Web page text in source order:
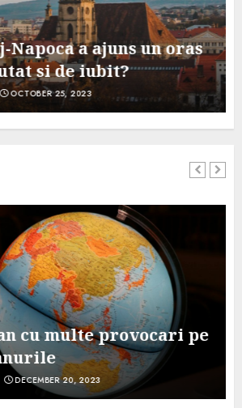
a ajuns un oras
si de iubit?
25, 2023
cu multe provocari pe
20, 2023